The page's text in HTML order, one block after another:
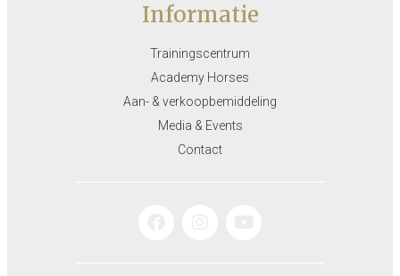
Informatie
Trainingscentrum
Academy Horses
Aan- & verkoopbemiddeling
Media & Events
Contact